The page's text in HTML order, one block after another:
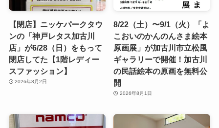
【閉店】ニッケパークタウ
ンの「神戸レタス加古川
店」が6/28（日）をもって
閉店してた【1階レディー
スファッション】
2026年8月2日
8/22（土）〜9/1（火）「よ
こおいのかんのんさま絵本
原画展」が加古川市立松風
ギャラリーで開催！加古川
の民話絵本の原画を無料公
開
2026年8月1日